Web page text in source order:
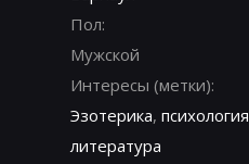
Пол:
Мужской
Интересы (метки):
Эзотерика, психология
литература